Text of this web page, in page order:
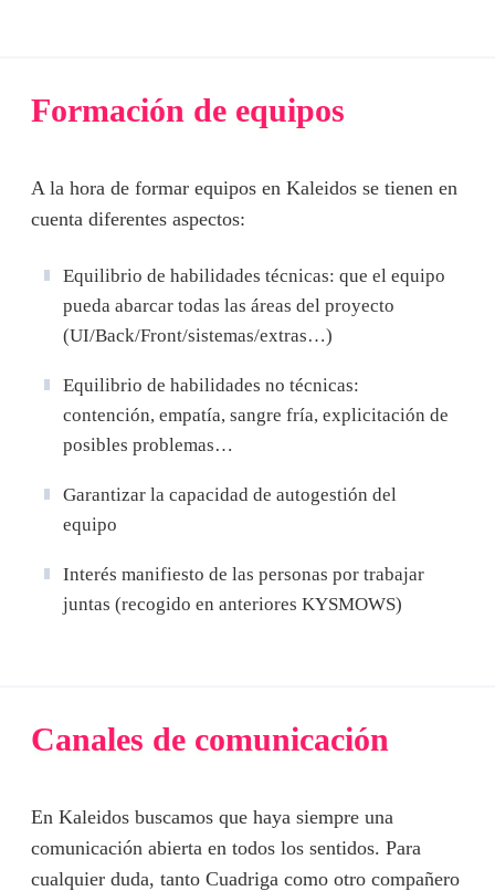
Formación de equipos
A la hora de formar equipos en Kaleidos se tienen en
cuenta diferentes aspectos:
Equilibrio de habilidades técnicas: que el equipo
pueda abarcar todas las áreas del proyecto
(UI/Back/Front/sistemas/extras…)
Equilibrio de habilidades no técnicas:
contención, empatía, sangre fría, explicitación de
posibles problemas…
Garantizar la capacidad de autogestión del
equipo
Interés manifiesto de las personas por trabajar
juntas (recogido en anteriores KYSMOWS)
Canales de comunicación
En Kaleidos buscamos que haya siempre una
comunicación abierta en todos los sentidos. Para
cualquier duda, tanto Cuadriga como otro compañero